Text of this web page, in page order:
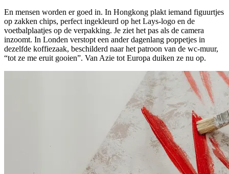
En mensen worden er goed in. In Hongkong plakt iemand figuurtjes
op zakken chips, perfect ingekleurd op het Lays-logo en de
voetbalplaatjes op de verpakking. Je ziet het pas als de camera
inzoomt. In Londen verstopt een ander dagenlang poppetjes in
dezelfde koffiezaak, beschilderd naar het patroon van de wc-muur,
“tot ze me eruit gooien”. Van Azie tot Europa duiken ze nu op.